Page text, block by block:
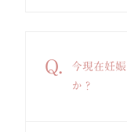
Q.
今現在妊
か？